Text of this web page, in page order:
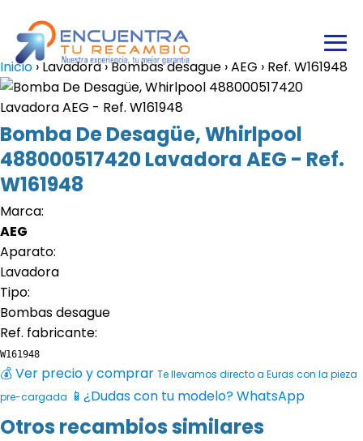
Inicio ›Lavadora›Bombas desague ›AEG › Ref. W161948
Bomba De Desagüe, Whirlpool
488000517420 Lavadora AEG - Ref.
W161948
Marca:
AEG
Aparato:
Lavadora
Tipo:
Bombas desague
Ref. fabricante:
W161948
💰 Ver precio y comprar Te llevamos directo a Euras con la pieza
pre-cargada 📱 ¿Dudas con tu modelo? WhatsApp
Otros recambios similares